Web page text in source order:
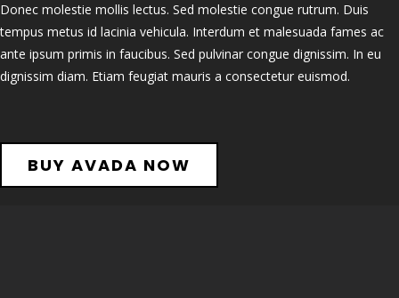
Donec molestie mollis lectus. Sed molestie congue rutrum. Duis
tempus metus id lacinia vehicula. Interdum et malesuada fames ac
ante ipsum primis in faucibus. Sed pulvinar congue dignissim. In eu
dignissim diam. Etiam feugiat mauris a consectetur euismod.
BUY AVADA NOW